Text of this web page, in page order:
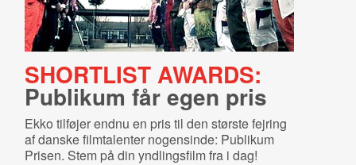
SHORTLIST AWARDS:
Publikum får egen pris
Ekko tilføjer endnu en pris til den største fejring
af danske filmtalenter nogensinde: Publikum
Prisen. Stem på din yndlingsfilm fra i dag!